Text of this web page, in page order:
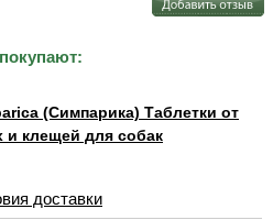
(Симпарика) Таблетки от
и клещей для собак
доставки